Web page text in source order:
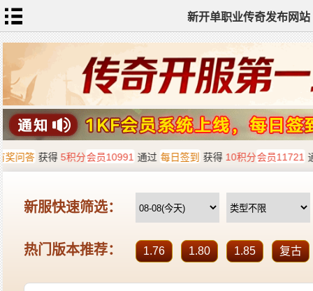
新开单职业传奇发布网站
网
站
首
页
单
职
业
传
奇
迷
失
传
奇
神
器
单
职
业
打
金
传
奇
sf
新
开
单
职
业
传
奇
全
站
标
签